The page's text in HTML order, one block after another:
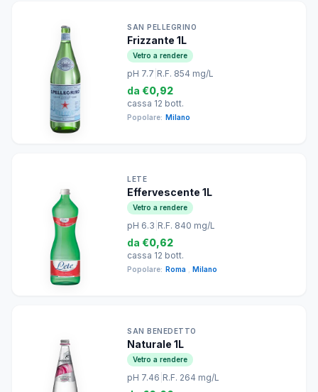
SAN PELLEGRINO
Frizzante 1L
Vetro a rendere
pH 7.7 R.F. 854 mg/L
da €0,92
cassa 12 bott.
Popolare: Milano
LETE
Effervescente 1L
Vetro a rendere
pH 6.3 R.F. 840 mg/L
da €0,62
cassa 12 bott.
Popolare: Roma Milano
SAN BENEDETTO
Naturale 1L
Vetro a rendere
pH 7.46 R.F. 264 mg/L